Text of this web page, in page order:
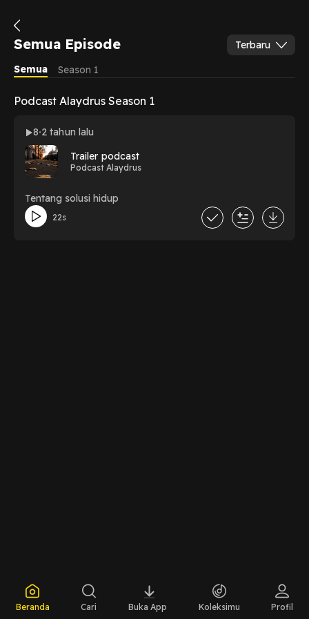
Semua Episode
Terbaru
Semua
Season 1
Podcast Alaydrus Season 1
8 2 tahun lalu
Trailer podcast
Podcast Alaydrus
Tentang solusi hidup
22s
Beranda Cari Buka App Koleksimu Profil